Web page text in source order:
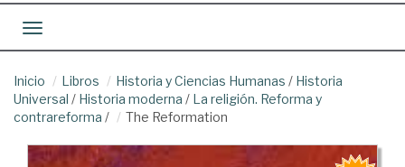
Toggle navigation
Inicio Libros Historia y Ciencias Humanas / Historia
Universal / Historia moderna / La religión. Reforma y
contrareforma / The Reformation